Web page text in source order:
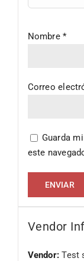
Nombre*
Correo
Guarda
este
Vendor
Vendor:Test